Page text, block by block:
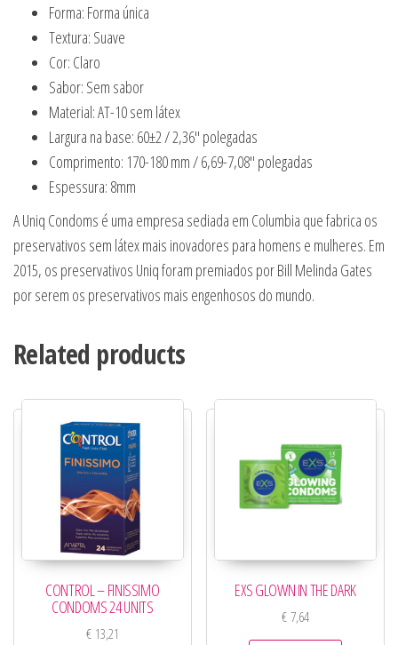
Forma: Forma única
Textura: Suave
Cor: Claro
Sabor: Sem sabor
Material: AT-10 sem látex
Largura na base: 60±2 / 2,36″ polegadas
Comprimento: 170-180 mm / 6,69-7,08″ polegadas
Espessura: 8mm
A Uniq Condoms é uma empresa sediada em Columbia que fabrica os
preservativos sem látex mais inovadores para homens e mulheres. Em
2015, os preservativos Uniq foram premiados por Bill Melinda Gates
por serem os preservativos mais engenhosos do mundo.
Related products
CONTROL – FINISSIMO
CONDOMS 24 UNITS
€13,21
EXS GLOWN IN THE DARK
€ 7,64